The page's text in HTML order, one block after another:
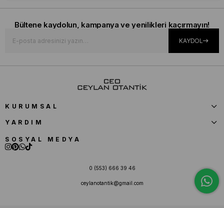
Bültene kaydolun, kampanya ve yenilikleri kaçırmayın!
KAYDOL
KURUMSAL
YARDIM
SOSYAL MEDYA
0 (553) 666 39 46
ceylanotantik@gmail.com